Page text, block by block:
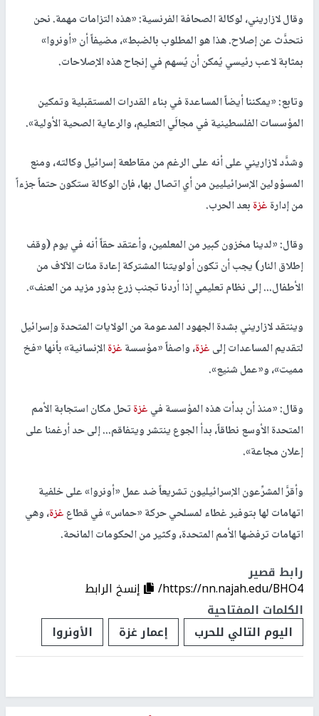
وقال لازاريني، لوكالة الصحافة الفرنسية: «هذه التزامات مهمة. نحن
نتحدَّث عن إصلاح. هذا هو المطلوب بالضبط»، مضيفاً أن «أونروا»
بمثابة لاعب رئيسي يُمكن أن يُسهم في إنجاح هذه الإصلاحات.
وتابع: «يمكننا أيضاً المساعدة في بناء القدرات المستقبلية وتمكين
المؤسسات الفلسطينية في مجالَي التعليم، والرعاية الصحية الأولية».
وشدَّد لازاريني على أنه على الرغم من مقاطعة إسرائيل وكالته، ومنع
المسؤولين الإسرائيليين من أي اتصال بها، فإن الوكالة ستكون حتماً جزءاً
من إدارةغزةبعد الحرب.
وقال: «لدينا مخزون كبير من المعلمين، وأعتقد حقاً أنه في يوم (وقف
إطلاق النار) يجب أن تكون أولويتنا المشتركة إعادة مئات الآلاف من
الأطفال... إلى نظام تعليمي إذا أردنا تجنب زرع بذور مزيد من العنف».
وينتقد لازاريني بشدة الجهود المدعومة من الولايات المتحدة وإسرائيل
لتقديم المساعدات إلىغزة، واصفاً «مؤسسةغزةالإنسانية» بأنها «فخ
مميت»، و«عمل شنيع».
وقال: «منذ أن بدأت هذه المؤسسة فيغزةتحل مكان استجابة الأمم
المتحدة الأوسع نطاقاً، بدأ الجوع ينتشر ويتفاقم... إلى حد أرغمنا على
إعلان مجاعة».
وأقرَّ المشرِّعون الإسرائيليون تشريعاً ضد عمل «أونروا» على خلفية
اتهامات لها بتوفير غطاء لمسلحي حركة «حماس» في قطاعغزة، وهي
اتهامات ترفضها الأمم المتحدة، وكثير من الحكومات المانحة.
رابط قصير
https://nn.najah.edu/BHO4/
إنسخ الرابط
الكلمات المفتاحية
اليوم التالي للحرب
إعمار غزة الأونروا